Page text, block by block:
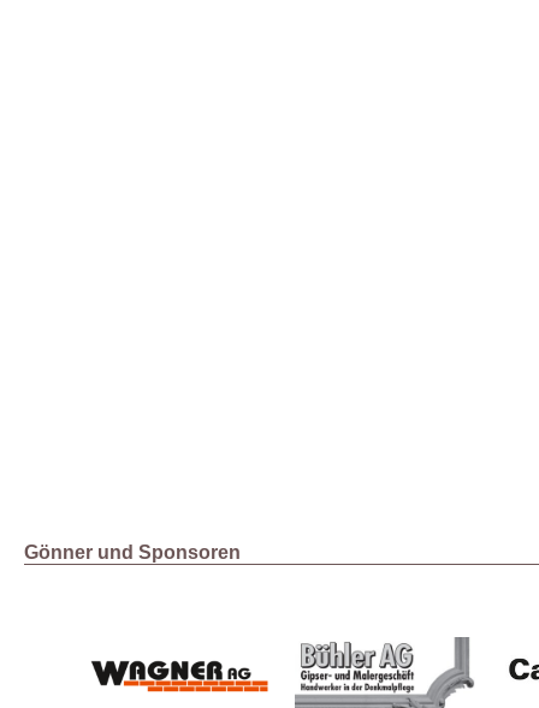
Gönner und Sponsoren